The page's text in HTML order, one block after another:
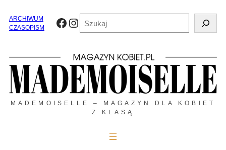
treściARCHIWUM
CZASOPISM
Facebook
Instagram
MADEMOISELLE – MAGAZYN DLA KOBIET
Z KLASĄ